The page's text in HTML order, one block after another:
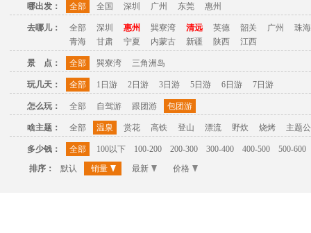
哪出发：
全部 全国 深圳 广州 东莞 惠州
去哪儿： 全部 深圳 惠州 巽寮湾 清远 英德 韶关 广州
珠海
青海
甘肃 宁夏 内蒙古 新疆 陕西 江西
景 点： 全部 巽寮湾 三角洲岛
玩几天： 全部 1日游 2日游 3日游 5日游 6日游 7日游
怎么玩： 全部 自驾游 跟团游 包团游
啥主题： 全部 温泉 赏花 高铁 登山 漂流 野炊 烧烤 主题
多少钱： 全部 100以下 100-200 200-300 300-400 400-500
500-600
排序：
默认 销量 最新 价格